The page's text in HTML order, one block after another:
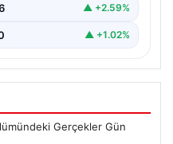
▲ +2.59%
▲ +1.02%
Gerçekler Gün